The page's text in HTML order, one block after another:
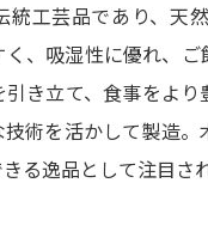
統工芸品であり、天
、吸湿性に優れ、
き立て、食事をよ
術を活かして製造
る逸品として注目さ